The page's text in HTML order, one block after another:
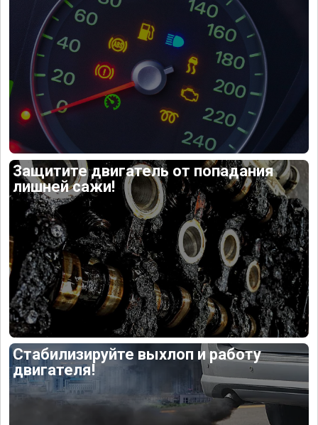
Защитите двигатель от попадания
лишней сажи!
Стабилизируйте выхлоп и работу
двигателя!